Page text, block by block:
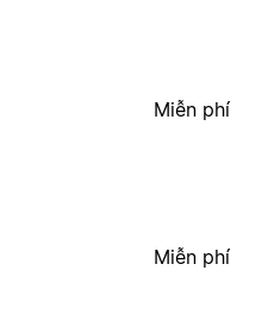
Miễn phí
Miễn phí